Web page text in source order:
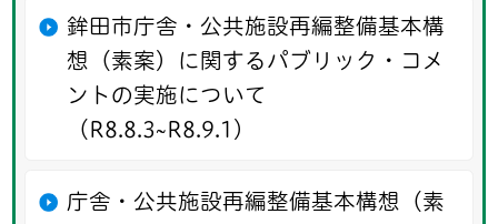
鉾田市庁舎・公共施設再編整備基本構
想（素案）に関するパブリック・コメ
ントの実施について
（R8.8.3~R8.9.1）
庁舎・公共施設再編整備基本構想（素